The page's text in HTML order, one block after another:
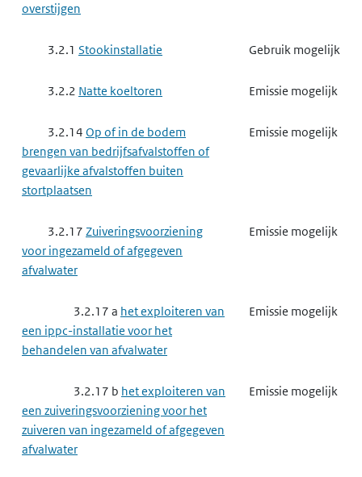
3.3.8 a
van organisch-chemische producten
3.3.8 dhet exploiteren van
van producten voor
gewasbescherming of van biociden
Gebruik mogelijk
3.3.9Complexe papierindustrie,
3.3.9 ahet exploiteren van
een ippc-installatie voor het maken
oriented strand board, spaanplaat of
vezelplaat van hout
een ippc-installatie voor het
voorbehandelen of het verven van
textielvezels of textiel
overstijgen
3.2.1 Stookinstallatie Gebruik mogelijk
3.2.2 Natte koeltoren Emissie mogelijk
3.2.14 Op of in de bodem
brengen van bedrijfsafvalstoffen of
gevaarlijke afvalstoffen buiten
stortplaatsen
Emissie mogelijk
3.2.17 Zuiveringsvoorziening
voor ingezameld of afgegeven
afvalwater
Emissie mogelijk
3.2.17 a het exploiteren van
een ippc-installatie voor het
behandelen van afvalwater
Emissie mogelijk
3.2.17 b het exploiteren van
een zuiveringsvoorziening voor het
zuiveren van ingezameld of afgegeven
afvalwater
Emissie mogelijk